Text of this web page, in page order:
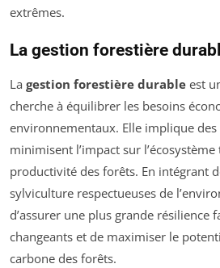
extrêmes.
La gestion forestière
La gestion forestière durable est
cherche à équilibrer les besoins
environnementaux. Elle implique
minimisent l’impact sur
productivité des forêts. En intégrant
sylviculture respectueuses de
d’assurer une plus grande résilience
changeants et de maximiser le
carbone des forêts.